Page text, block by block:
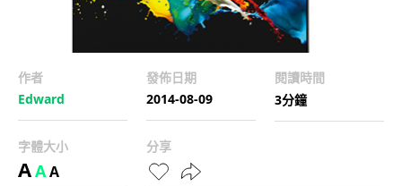
作者
Edward
發佈日期
2014-08-09
閱讀時間
3分鐘
字體大小
AAA
分享